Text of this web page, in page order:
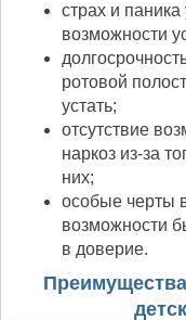
страх и
возможности
ротовой
устать;
отсутствие
наркоз из-за
них;
особые черты
возможности
в доверие.